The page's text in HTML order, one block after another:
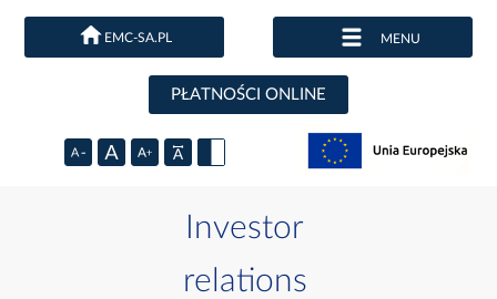
EMC-SA.PL MENU
PŁATNOŚCI ONLINE
Investor
relations